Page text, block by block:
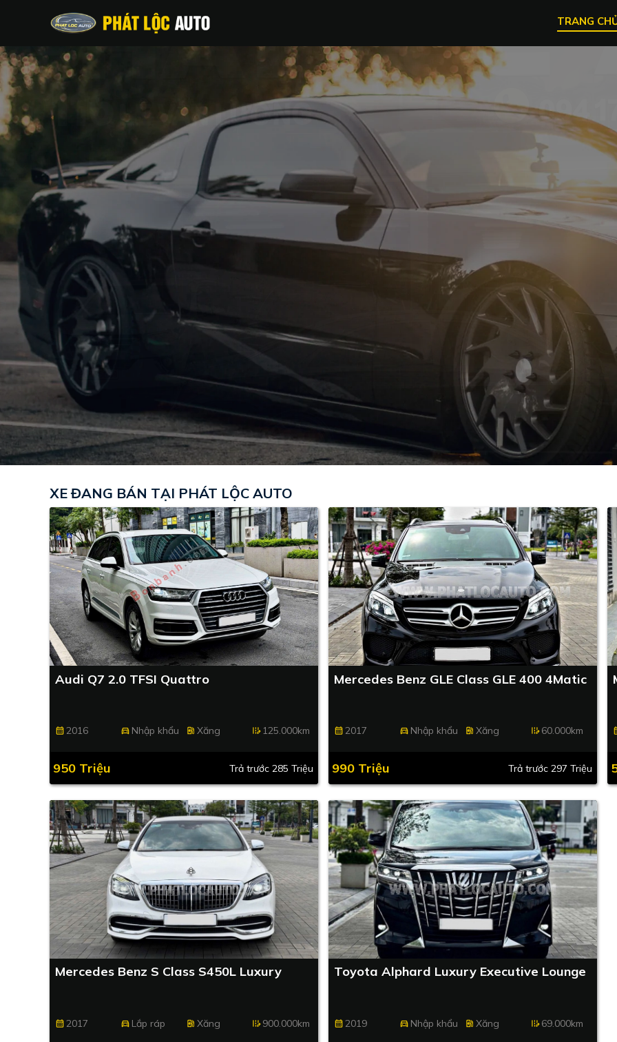
TRANG
XE ĐANG BÁN TẠI PHÁT LỘC AUTO
Audi Q7 2.0 TFSI Quattro
calendar_month 2016 directions_car Nhập khẩu ev_station Xăng edit_road 125.000km
950 Triệu Trả trước 285 Triệu
Mercedes Benz GLE Class GLE 400 4Matic
calendar_month 2017 directions_car Nhập khẩu ev_station Xăng edit_road 60.000km
990 Triệu Trả trước 297 Triệu
Mercedes Benz S Class S450L Luxury
calendar_month 2017 directions_car Lắp ráp ev_station Xăng edit_road 900.000km
Toyota Alphard Luxury Executive Lounge
calendar_month 2019 directions_car Nhập khẩu ev_station Xăng edit_road 69.000km